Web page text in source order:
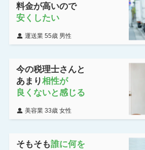
料金が高いので
安くしたい
運送業 55歳 男性
今の税理士さんと
あまり相性が
良くないと感じる
美容業 33歳 女性
そもそも誰に何を